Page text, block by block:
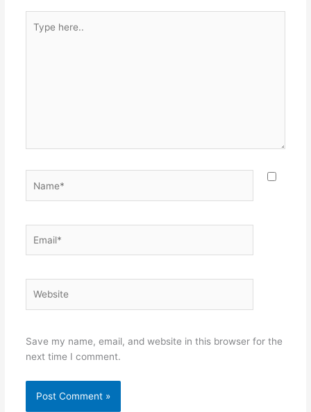
here..
Save my name, email, and website in this browser for the
next time I comment.